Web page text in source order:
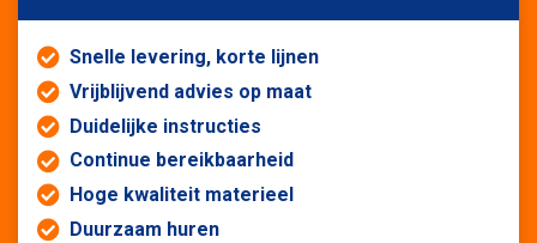
Snelle levering, korte lijnen
Vrijblijvend advies op maat
Duidelijke instructies
Continue bereikbaarheid
Hoge kwaliteit materieel
Duurzaam huren